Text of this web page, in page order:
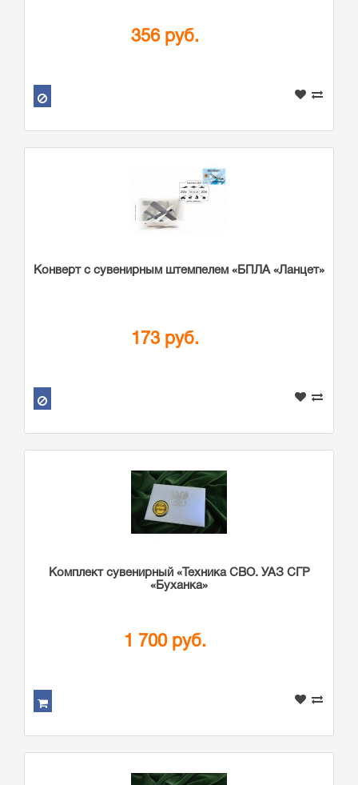
356 руб.
Конверт с сувенирным штемпелем «БПЛА «Ланцет»
173 руб.
Комплект сувенирный «Техника СВО. УАЗ СГР
«Буханка»
1 700 руб.